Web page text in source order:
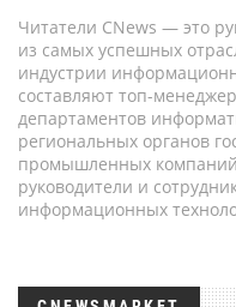
Читатели CNews — это
из самых успешных
индустрии
составляют топ-
департаментов
региональных органов
промышленных
руководители и
информационных